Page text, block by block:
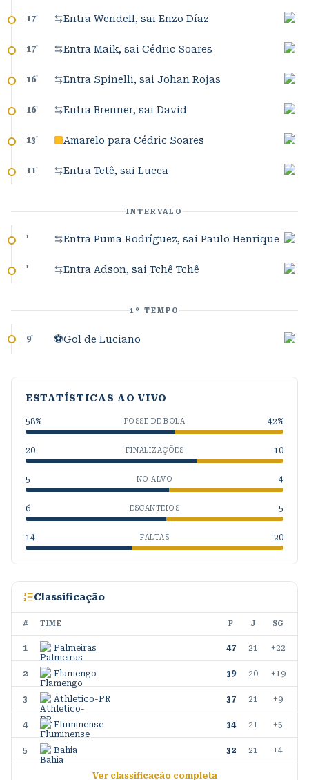
17' Entra Wendell, sai Enzo Díaz
17' Entra Maik, sai Cédric Soares
16' Entra Spinelli, sai Johan Rojas
16' Entra Brenner, sai David
13' Amarelo para Cédric Soares
11' Entra Tetê, sai Lucca
INTERVALO
' Entra Puma Rodríguez, sai Paulo Henrique
' Entra Adson, sai Tchê Tchê
1º TEMPO
9' ⚽Gol de Luciano
ESTATÍSTICAS AO VIVO
58% POSSE DE BOLA 42%
20 FINALIZAÇÕES 10
5 NO ALVO 4
6 ESCANTEIOS 5
14 FALTAS 20
Classificação
# TIME P J SG
1 Palmeiras 47 21 +22
2 Flamengo 39 20 +19
3 Athletico-PR 37 21 +9
4 Fluminense 34 21 +5
5 Bahia 32 21 +4
Ver classificação completa